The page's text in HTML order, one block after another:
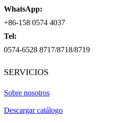
WhatsApp:
+86-158 0574 4037
Tel:
0574-6528 8717/8718/8719
SERVICIOS
Sobre nosotros
Descargar catálogo